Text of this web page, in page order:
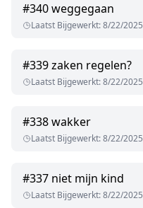
#340weggegaan
Laatst Bijgewerkt:8/22/2025
#339zaken regelen?
Laatst Bijgewerkt:8/22/2025
#338wakker
Laatst Bijgewerkt:8/22/2025
#337 niet mijn kind
Laatst Bijgewerkt:8/22/2025